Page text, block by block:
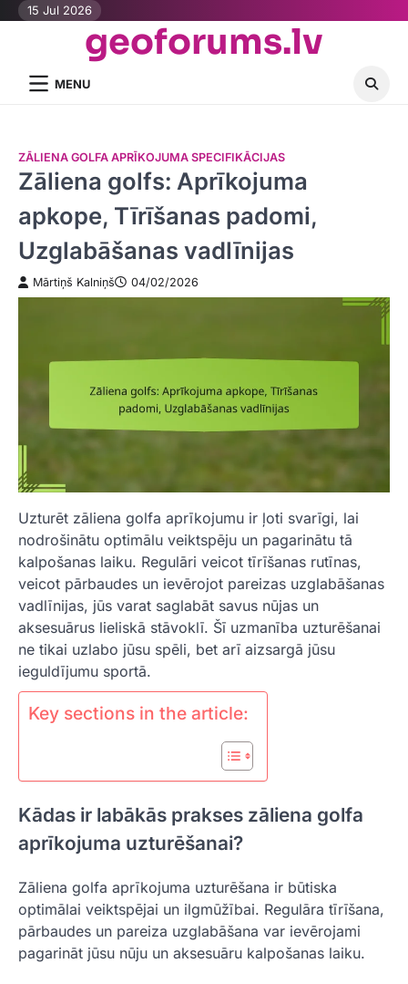
Skip15 Jul 2026
geoforums.lv
MENU
ZĀLIENA GOLFA APRĪKOJUMA SPECIFIKĀCIJAS
Zāliena golfs: Aprīkojuma
apkope, Tīrīšanas padomi,
Uzglabāšanas vadlīnijas
Mārtiņš Kalniņš 04/02/2026
Uzturēt zāliena golfa aprīkojumu ir ļoti svarīgi, lai
nodrošinātu optimālu veiktspēju un pagarinātu tā
kalpošanas laiku. Regulāri veicot tīrīšanas rutīnas,
veicot pārbaudes un ievērojot pareizas uzglabāšanas
vadlīnijas, jūs varat saglabāt savus nūjas un
aksesuārus lieliskā stāvoklī. Šī uzmanība uzturēšanai
ne tikai uzlabo jūsu spēli, bet arī aizsargā jūsu
ieguldījumu sportā.
Key sections in the article:
Kādas ir labākās prakses zāliena golfa
aprīkojuma uzturēšanai?
Zāliena golfa aprīkojuma uzturēšana ir būtiska
optimālai veiktspējai un ilgmūžībai. Regulāra tīrīšana,
pārbaudes un pareiza uzglabāšana var ievērojami
pagarināt jūsu nūju un aksesuāru kalpošanas laiku.